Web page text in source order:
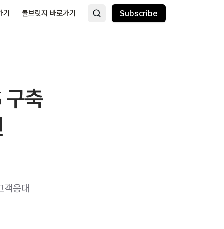
기 콜브릿지 바로가기 Subscribe
축
객응대